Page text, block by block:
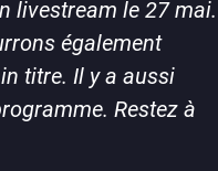
livestream le 27 mai.
également
titre. Il y a aussi
Restez à